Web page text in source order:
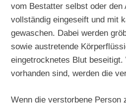
vom Bestatter selbst oder den
vollständig eingeseift und mit
gewaschen. Dabei werden
sowie austretende
eingetrocknetes Blut beseitigt.
vorhanden sind, werden die
Wenn die verstorbene Person